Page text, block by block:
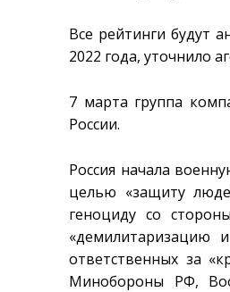
Все рейтинги будут
2022 года, уточнило
7 марта группа
России.
Россия начала
целью «защиту
геноциду со
«демилитаризацию
ответственных за
Минобороны РФ,